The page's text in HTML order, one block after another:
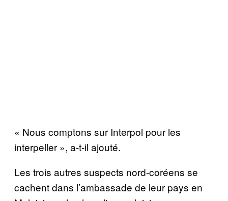
« Nous comptons sur Interpol pour les
interpeller », a-t-il ajouté.
Les trois autres suspects nord-coréens se
cachent dans l’ambassade de leur pays en